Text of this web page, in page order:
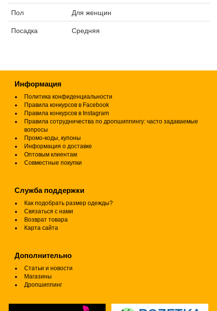
Пол
Для женщин
Посадка
Средняя
Информация
Политика конфиденциальности
Правила конкурсов в Facebook
Правила конкурсов в Instagram
Правила сотрудничества по дропшиппингу: часто задаваемые
вопросы
Промо-коды, купоны
Информация о доставке
Оптовым клиентам
Совместные покупки
Служба поддержки
Как подобрать размер одежды?
Связаться с нами
Возврат товара
Карта сайта
Дополнительно
Статьи и новости
Магазины
Дропшиппинг